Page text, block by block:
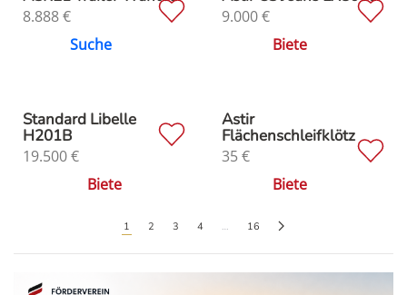
8.888€
Suche
9.000€
Biete
Standard Libelle
H201B
19.500€
Biete
Astir
Flächenschleifklötz
35€
Biete
1 2 3 4 … 16